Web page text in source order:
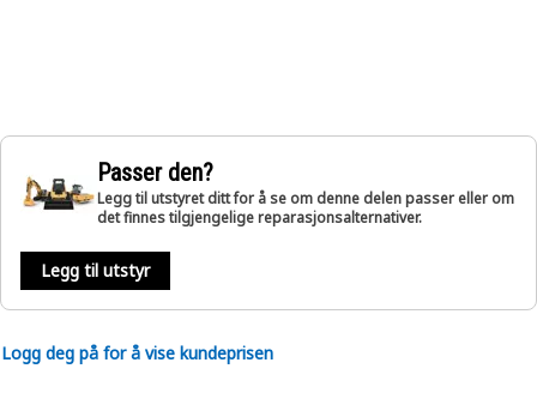
Passer den?
Legg til utstyret ditt for å se om denne delen passer eller om
det finnes tilgjengelige reparasjonsalternativer.
Legg til utstyr
Logg deg på for å vise kundeprisen